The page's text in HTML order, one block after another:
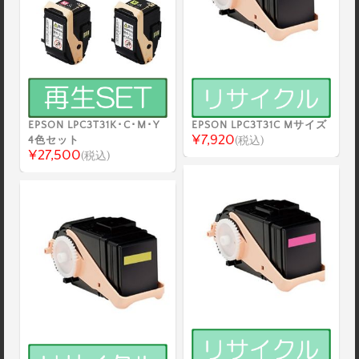
EPSON LPC3T31K･C･M･Y
4色セット
¥27,500(税込)
EPSON LPC3T31C Mサイズ
¥7,920(税込)